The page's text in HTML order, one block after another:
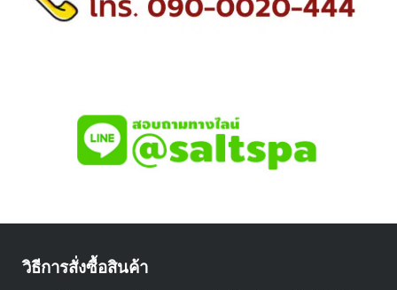
วิธีการสั่งซื้อสินค้า